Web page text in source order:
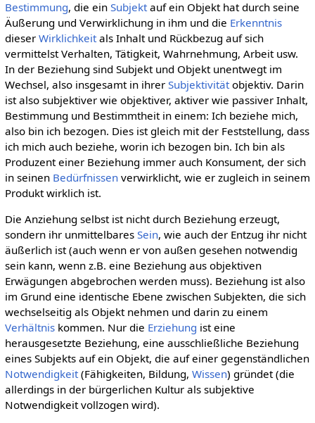
Bestimmung, die ein Subjektauf ein Objekt hat durch seine
Äußerung und Verwirklichung in ihm und die Erkenntnis
dieser Wirklichkeitals Inhalt und Rückbezug auf sich
vermittelst Verhalten, Tätigkeit, Wahrnehmung, Arbeit usw.
In der Beziehung sind Subjekt und Objekt unentwegt im
Wechsel, also insgesamt in ihrer Subjektivitätobjektiv. Darin
ist also subjektiver wie objektiver, aktiver wie passiver Inhalt,
Bestimmung und Bestimmtheit in einem: Ich beziehe mich,
also bin ich bezogen. Dies ist gleich mit der Feststellung, dass
ich mich auch beziehe, worin ich bezogen bin. Ich bin als
Produzent einer Beziehung immer auch Konsument, der sich
in seinen Bedürfnissenverwirklicht, wie er zugleich in seinem
Produkt wirklich ist.
Die Anziehung selbst ist nicht durch Beziehung erzeugt,
sondern ihr unmittelbares Sein, wie auch der Entzug ihr nicht
äußerlich ist (auch wenn er von außen gesehen notwendig
sein kann, wenn z.B. eine Beziehung aus objektiven
Erwägungen abgebrochen werden muss). Beziehung ist also
im Grund eine identische Ebene zwischen Subjekten, die sich
wechselseitig als Objekt nehmen und darin zu einem
Verhältniskommen. Nur die Erziehung ist eine
herausgesetzte Beziehung, eine ausschließliche Beziehung
eines Subjekts auf ein Objekt, die auf einer gegenständlichen
Notwendigkeit(Fähigkeiten, Bildung, Wissen) gründet (die
allerdings in der bürgerlichen Kultur als subjektive
Notwendigkeit vollzogen wird).